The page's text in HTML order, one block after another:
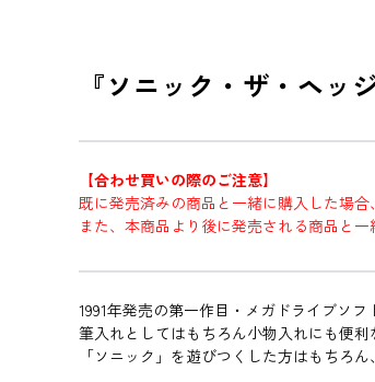
『ソニック・ザ・ヘッ
【合わせ買いの際のご注意】
既に発売済みの商品と一緒に購入した場
また、本商品より後に発売される商品と
1991年発売の第一作目・メガドライブソ
筆入れとしてはもちろん小物入れにも便利
「ソニック」を遊びつくした方はもちろ